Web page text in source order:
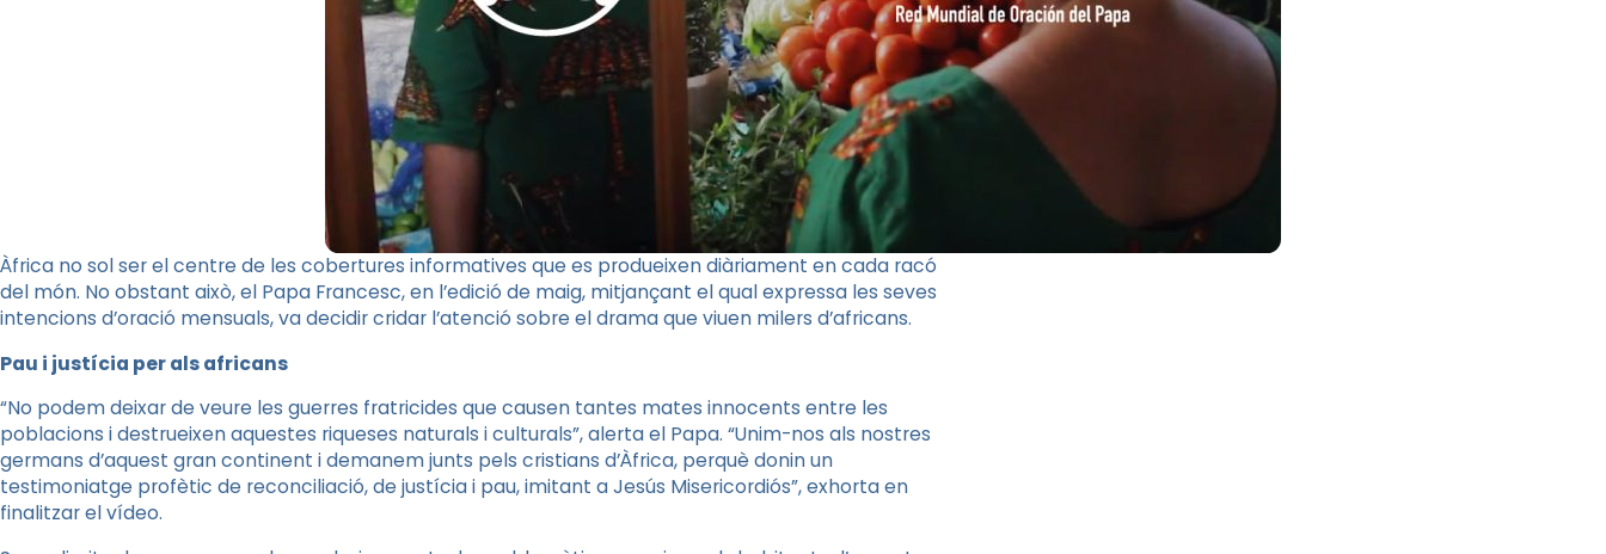
Àfrica no sol ser el centre de les cobertures informatives que es produeixen diàriament en cada racó
del món. No obstant això, el Papa Francesc, en l’edició de maig, mitjançant el qual expressa les seves
intencions d’oració mensuals, va decidir cridar l’atenció sobre el drama que viuen milers d’africans.
Pau i justícia per als africans
“No podem deixar de veure les guerres fratricides que causen tantes mates innocents entre les
poblacions i destrueixen aquestes riqueses naturals i culturals”, alerta el Papa. “Unim-nos als nostres
germans d’aquest gran continent i demanem junts pels cristians d’Àfrica, perquè donin un
testimoniatge profètic de reconciliació, de justícia i pau, imitant a Jesús Misericordiós”, exhorta en
finalitzar el vídeo.